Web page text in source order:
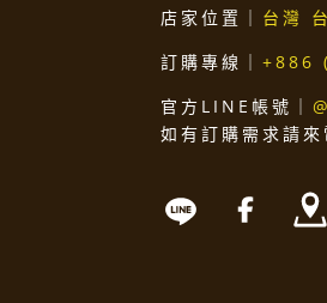
店家位置｜ 台灣
訂購專線｜+886
官方LINE帳號｜
如有訂購需求請來